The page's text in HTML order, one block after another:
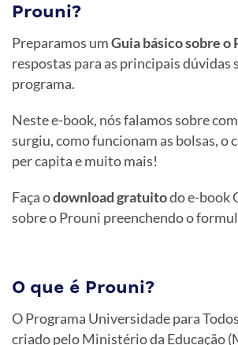
Prouni?
Preparamos umGuia básico sobre o
respostas para as principais dúvidas
programa.
Neste e-book, nós falamos sobre
surgiu, como funcionam as bolsas, o
per capita e muito mais!
Faça odownload gratuitodo e-book
sobre o Prouni preenchendo o
O que é Prouni?
O Programa Universidade para
criado pelo Ministério da Educação